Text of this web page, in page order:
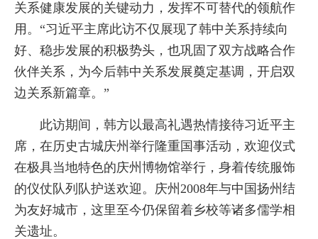
关系健康发展的关键动力，发挥不可替代的领航作
用。“习近平主席此访不仅展现了韩中关系持续向
好、稳步发展的积极势头，也巩固了双方战略合作
伙伴关系，为今后韩中关系发展奠定基调，开启双
边关系新篇章。”
此访期间，韩方以最高礼遇热情接待习近平主
席，在历史古城庆州举行隆重国事活动，欢迎仪式
在极具当地特色的庆州博物馆举行，身着传统服饰
的仪仗队列队护送欢迎。庆州2008年与中国扬州结
为友好城市，这里至今仍保留着乡校等诸多儒学相
关遗址。